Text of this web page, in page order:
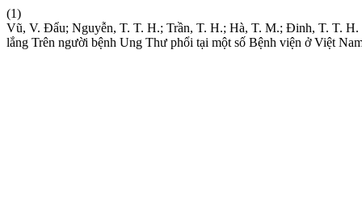
(1)
Vũ, V. Đẩu; Nguyễn, T. T. H.; Trần, T. H.; Hà, T. M.; Đinh, T. T.
lắng Trên người bệnh Ung Thư phổi tại một số Bệnh viện ở Việt